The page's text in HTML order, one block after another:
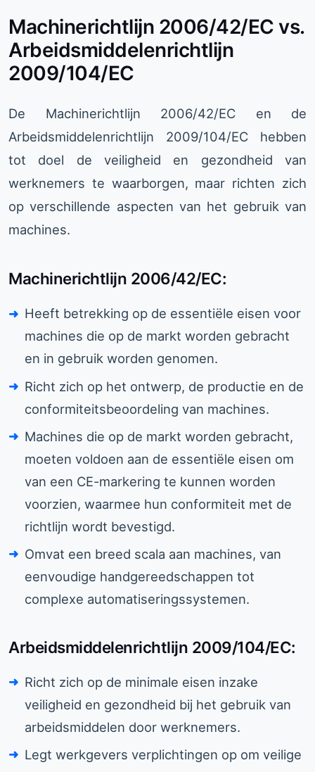
Machinerichtlijn 2006/42/EC vs.
Arbeidsmiddelenrichtlijn
2009/104/EC
De Machinerichtlijn 2006/42/EC en de
Arbeidsmiddelenrichtlijn 2009/104/EC hebben
tot doel de veiligheid en gezondheid van
werknemers te waarborgen, maar richten zich
op verschillende aspecten van het gebruik van
machines.
Machinerichtlijn 2006/42/EC:
Heeft betrekking op de essentiële eisen voor
machines die op de markt worden gebracht
en in gebruik worden genomen.
Richt zich op het ontwerp, de productie en de
conformiteitsbeoordeling van machines.
Machines die op de markt worden gebracht,
moeten voldoen aan de essentiële eisen om
van een CE-markering te kunnen worden
voorzien, waarmee hun conformiteit met de
richtlijn wordt bevestigd.
Omvat een breed scala aan machines, van
eenvoudige handgereedschappen tot
complexe automatiseringssystemen.
Arbeidsmiddelenrichtlijn 2009/104/EC:
Richt zich op de minimale eisen inzake
veiligheid en gezondheid bij het gebruik van
arbeidsmiddelen door werknemers.
Legt werkgevers verplichtingen op om veilige